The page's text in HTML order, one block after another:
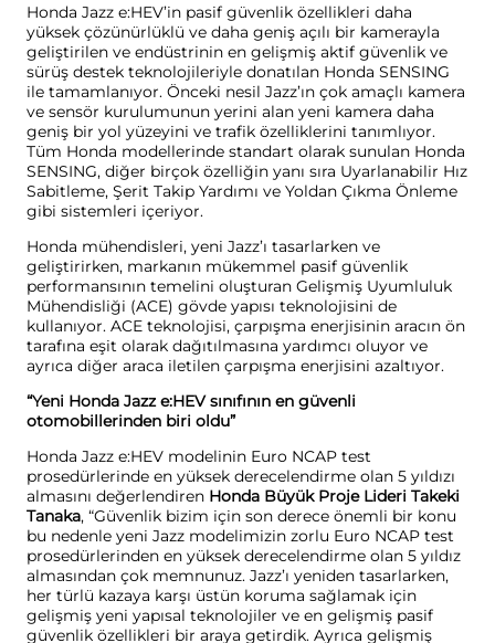
Honda Jazz e:HEV’in pasif güvenlik özellikleri daha
yüksek çözünürlüklü ve daha geniş açılı bir kamerayla
geliştirilen ve endüstrinin en gelişmiş aktif güvenlik ve
sürüş destek teknolojileriyle donatılan Honda SENSING
ile tamamlanıyor. Önceki nesil Jazz’ın çok amaçlı kamera
ve sensör kurulumunun yerini alan yeni kamera daha
geniş bir yol yüzeyini ve trafik özelliklerini tanımlıyor.
Tüm Honda modellerinde standart olarak sunulan Honda
SENSING, diğer birçok özelliğin yanı sıra Uyarlanabilir Hız
Sabitleme, Şerit Takip Yardımı ve Yoldan Çıkma Önleme
gibi sistemleri içeriyor.
Honda mühendisleri, yeni Jazz’ı tasarlarken ve
geliştirirken, markanın mükemmel pasif güvenlik
performansının temelini oluşturan Gelişmiş Uyumluluk
Mühendisliği (ACE) gövde yapısı teknolojisini de
kullanıyor. ACE teknolojisi, çarpışma enerjisinin aracın ön
tarafına eşit olarak dağıtılmasına yardımcı oluyor ve
ayrıca diğer araca iletilen çarpışma enerjisini azaltıyor.
“Yeni Honda Jazz e:HEV sınıfının en güvenli
otomobillerinden biri oldu”
Honda Jazz e:HEV modelinin Euro NCAP test
prosedürlerinde en yüksek derecelendirme olan 5 yıldızı
almasını değerlendiren Honda Büyük Proje Lideri Takeki
Tanaka, “Güvenlik bizim için son derece önemli bir konu
bu nedenle yeni Jazz modelimizin zorlu Euro NCAP test
prosedürlerinden en yüksek derecelendirme olan 5 yıldız
almasından çok memnunuz. Jazz’ı yeniden tasarlarken,
her türlü kazaya karşı üstün koruma sağlamak için
gelişmiş yeni yapısal teknolojiler ve en gelişmiş pasif
güvenlik özellikleri bir araya getirdik. Ayrıca gelişmiş